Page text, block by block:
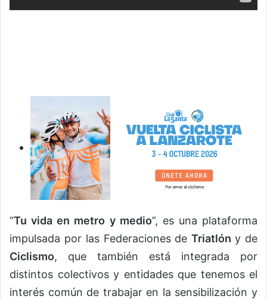
“Tu vida en metro y medio”, es una plataforma
impulsada por las Federaciones deTriatlóny de
Ciclismo, que también está integrada por
distintos colectivos y entidades que tenemos el
interés común de trabajar en la sensibilización y